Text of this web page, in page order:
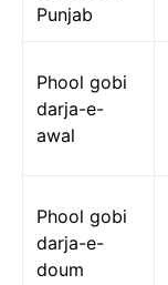
Punjab
Phool gobi
darja-e-
awal
Phool gobi
darja-e-
doum